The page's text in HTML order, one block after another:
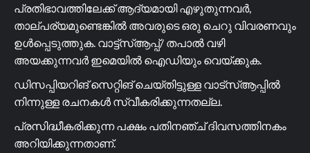
പ്രതിഭാവത്തിലേക്ക് ആദ്യമായി എഴുതുന്നവർ,
താല്പര്യമുണ്ടെങ്കിൽ അവരുടെ ഒരു ചെറു വിവരണവും
ഉൾപ്പെടുത്തുക. വാട്ട്സ്ആപ്പ്/ തപാൽ വഴി
അയക്കുന്നവർ ഇമെയിൽ ഐഡിയും വെയ്ക്കുക.
ഡിസപ്പിയറിങ് സെറ്റിങ് ചെയ്തിട്ടുള്ള വാട്സ്ആപ്പിൽ
നിന്നുള്ള രചനകൾ സ്വീകരിക്കുന്നതല്ല.
പ്രസിദ്ധീകരിക്കുന്ന പക്ഷം പതിനഞ്ച് ദിവസത്തിനകം
അറിയിക്കുന്നതാണ്.